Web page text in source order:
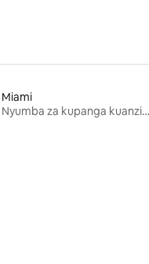
Miami
Nyumba za kupanga kuanzia mwezi mmoja